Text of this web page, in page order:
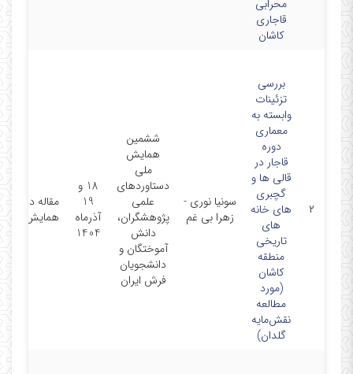
محرابی
قاجاری
کاشان
۲
بررسی
تزئینات
وابسته به
معماری
دوره
قاجار در
قالی ها و
گچبری
های خانه
های
تاریخی
منطقه
کاشان
(مورد
مطالعه
نقش‌مایه
گلدان)
سونیا نوری -
زهرا بی غم
ششمین
همایش
ملی
دستاوردهای
علمی
پژوهشگران،
دانش
آموختگان و
دانشجویان
فرش ایران
18 و
19
آذرماه
1404
مقاله در
همایش